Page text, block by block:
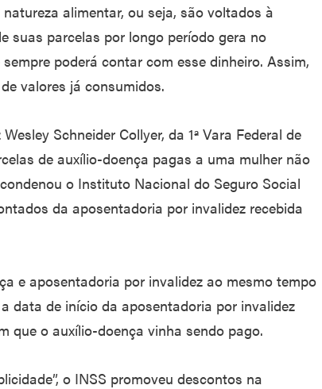
alimentar, ou seja, são voltados à
suas parcelas por longo período gera no
poderá contar com esse dinheiro. Assim,
valores já consumidos.
Schneider Collyer, da 1ª Vara Federal de
de auxílio-doença pagas a uma mulher não
o Instituto Nacional do Seguro Social
da aposentadoria por invalidez recebida
e aposentadoria por invalidez ao mesmo tempo
data de início da aposentadoria por invalidez
que o auxílio-doença vinha sendo pago.
o INSS promoveu descontos na